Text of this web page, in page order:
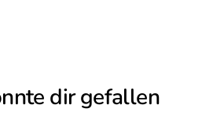
dir gefallen